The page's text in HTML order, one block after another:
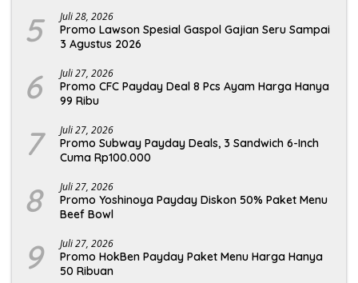
5 Juli 28, 2026
Promo Lawson Spesial Gaspol Gajian Seru Sampai
3 Agustus 2026
6 Juli 27, 2026
Promo CFC Payday Deal 8 Pcs Ayam Harga Hanya
99 Ribu
7 Juli 27, 2026
Promo Subway Payday Deals, 3 Sandwich 6-Inch
Cuma Rp100.000
8 Juli 27, 2026
Promo Yoshinoya Payday Diskon 50% Paket Menu
Beef Bowl
9 Juli 27, 2026
Promo HokBen Payday Paket Menu Harga Hanya
50 Ribuan